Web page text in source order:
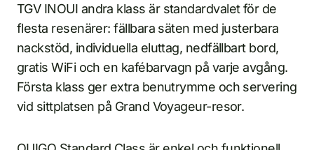
TGV INOUI andra klass är standardvalet för de
flesta resenärer: fällbara säten med justerbara
nackstöd, individuella eluttag, nedfällbart bord,
gratis WiFi och en kafébarvagn på varje avgång.
Första klass ger extra benutrymme och servering
vid sittplatsen på Grand Voyageur-resor.